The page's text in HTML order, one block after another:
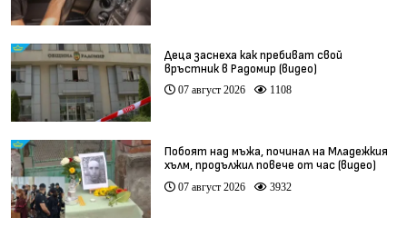
Деца заснеха как пребиват свой
връстник в Радомир (видео)
07 август 2026 1108
Побоят над мъжа, починал на Младежкия
хълм, продължил повече от час (видео)
07 август 2026 3932